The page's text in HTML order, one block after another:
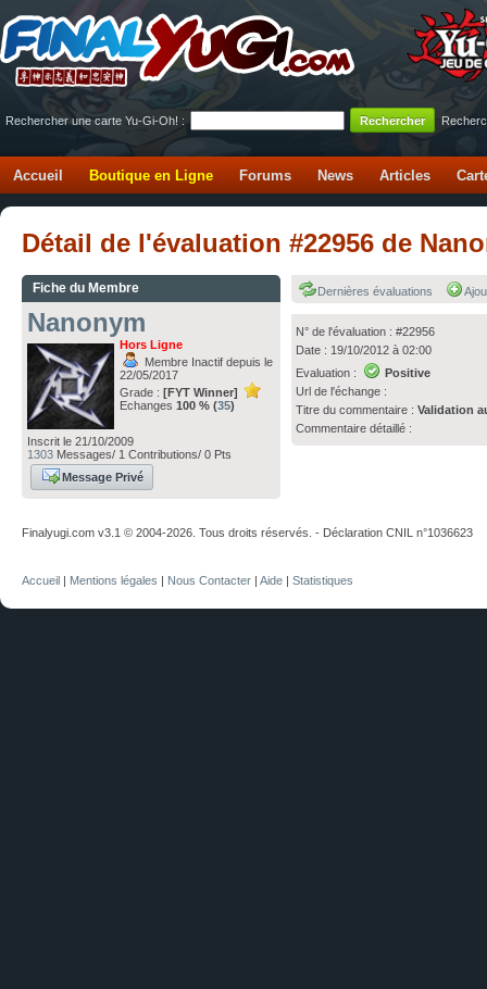
Rechercher une carte Yu-Gi-Oh! :
Accueil Boutique en Ligne Forums News Articles
Détail de l'évaluation #22956 de
Fiche du Membre
Nanonym
Hors Ligne
Membre Inactif depuis le
22/05/2017
Grade : [FYT Winner]
Echanges 100 % (35)
Inscrit le 21/10/2009
1303 Messages/ 1 Contributions/ 0 Pts
Message Privé
Dernières évaluations
N° de l'évaluation : #22956
Date : 19/10/2012 à 02:00
Evaluation :
Positive
Url de l'échange :
Titre du commentaire :Validation
Commentaire détaillé :
Finalyugi.com v3.1 © 2004-2026. Tous droits réservés. - Déclaration CNIL n°1036623
Accueil | Mentions légales | Nous Contacter | Aide | Statistiques